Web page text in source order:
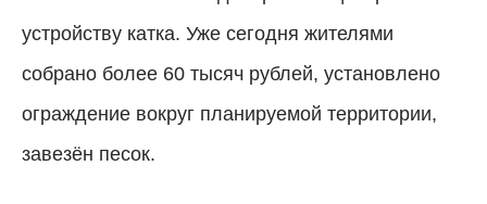
устройству катка. Уже сегодня жителями
собрано более 60 тысяч рублей, установлено
ограждение вокруг планируемой территории,
завезён песок.